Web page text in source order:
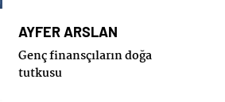
AYFER ARSLAN
Genç finansçıların doğa
tutkusu